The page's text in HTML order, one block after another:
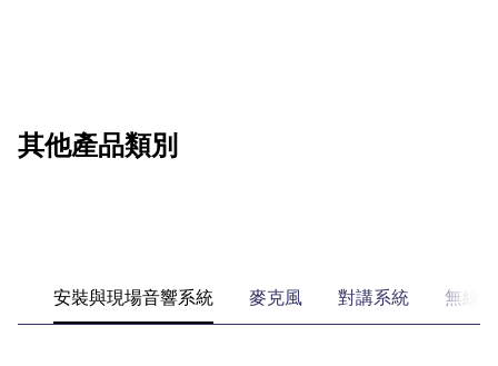
其他產品類別
安裝與現場音響系統 麥克風 對講系統 無線